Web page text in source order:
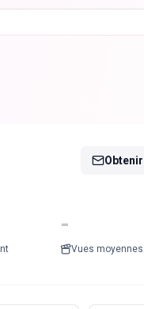
-
Vues moyennes